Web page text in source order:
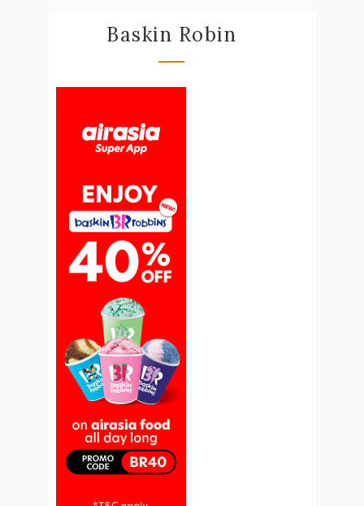
Baskin Robin